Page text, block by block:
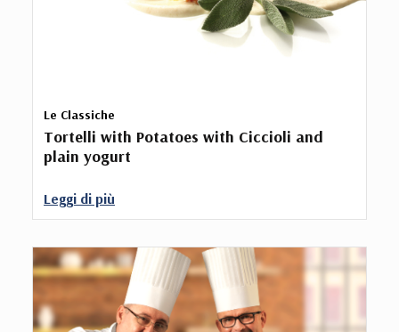
Le Classiche
Tortelli with Potatoes with Ciccioli and
plain yogurt
Leggi di più